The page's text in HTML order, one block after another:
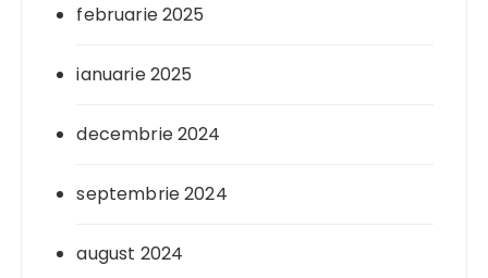
februarie 2025
ianuarie 2025
decembrie 2024
septembrie 2024
august 2024